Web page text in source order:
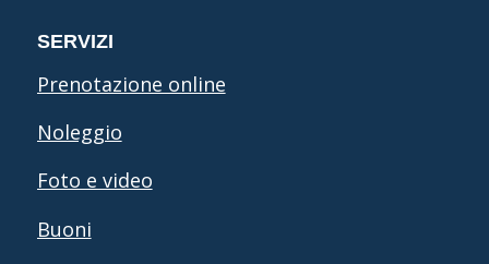
SERVIZI
Prenotazione online
Noleggio
Foto e video
Buoni